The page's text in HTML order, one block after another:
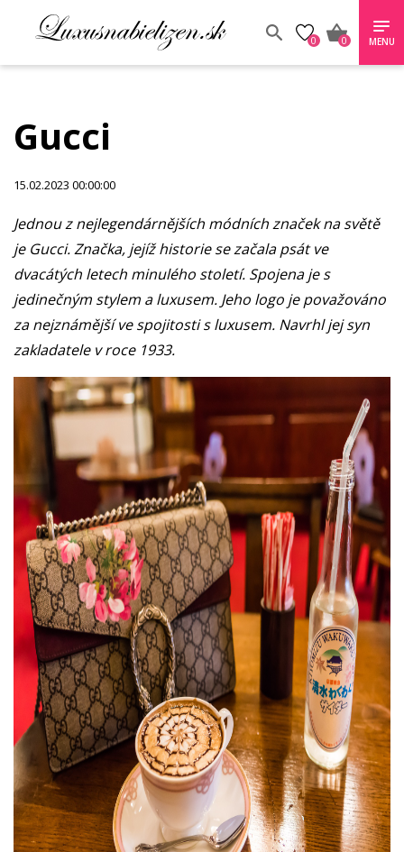
0 0 MENU
Gucci
15.02.2023 00:00:00
Jednou z nejlegendárnějších módních značek na světě
je Gucci. Značka, jejíž historie se začala psát ve
dvacátých letech minulého století. Spojena je s
jedinečným stylem a luxusem. Jeho logo je považováno
za nejznámější ve spojitosti s luxusem. Navrhl jej syn
zakladatele v roce 1933.